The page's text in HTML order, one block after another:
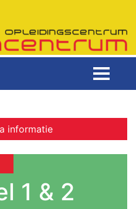
informatie
1 & 2